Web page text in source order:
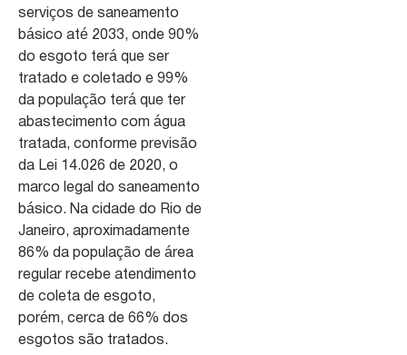
serviços de saneamento
básico até 2033, onde 90%
do esgoto terá que ser
tratado e coletado e 99%
da população terá que ter
abastecimento com água
tratada, conforme previsão
da Lei 14.026 de 2020, o
marco legal do saneamento
básico. Na cidade do Rio de
Janeiro, aproximadamente
86% da população de área
regular recebe atendimento
de coleta de esgoto,
porém, cerca de 66% dos
esgotos são tratados.